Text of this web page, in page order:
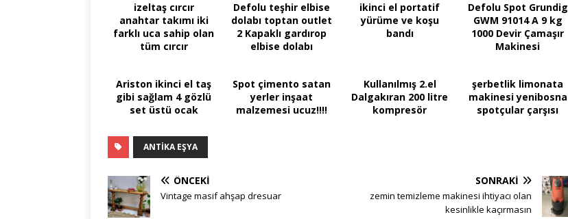
izeltaş cırcır
anahtar takımı iki
farklı uca sahip olan
tüm cırcır
Defolu teşhir elbise
dolabı toptan outlet
2 Kapaklı gardırop
elbise dolabı
ikinci el portatif
yürüme ve koşu
bandı
Defolu Spot Grundig
GWM 91014 A 9 kg
1000 Devir Çamaşır
Makinesi
Ariston ikinci el taş
gibi sağlam 4 gözlü
set üstü ocak
Spot çimento satan
yerler inşaat
malzemesi ucuz!!!!
Kullanılmış 2.el
Dalgakıran 200 litre
kompresör
şerbetlik limonata
makinesi yenibosna
spotçular çarşısı
ANTIKA EŞYA
ÖNCEKI
Vintage masif ahşap dresuar
SONRAKI
zemin temizleme makinesi ihtiyacı olan
kesinlikle kaçırmasın